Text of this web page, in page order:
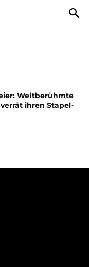
Weltberühmte
ihren Stapel-